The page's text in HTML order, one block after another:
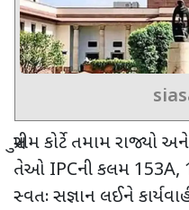
સુપ્રીમ કોર્ટે તમામ રાજ્યો
તેઓ IPCની કલમ 153A,
સ્વતઃ સજ્ઞાન લઈને